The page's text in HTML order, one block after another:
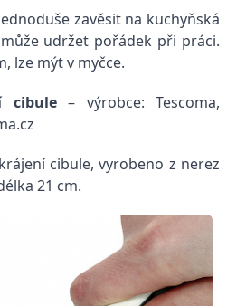
zavěsit na kuchyňská
udržet pořádek při práci.
lze mýt v myčce.
cibule– výrobce: Tescoma,
cibule, vyrobeno z nerez
21 cm.